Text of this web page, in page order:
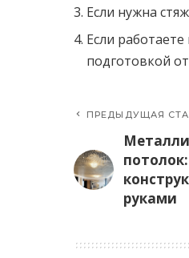
Если нужна
Если
подготовкой
ПРЕДЫДУЩАЯ
руками